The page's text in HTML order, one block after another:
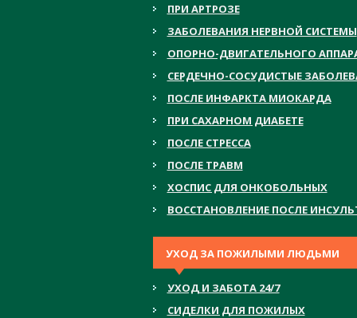
ПРИ АРТРОЗЕ
ЗАБОЛЕВАНИЯ НЕРВНОЙ СИСТЕМЫ
ОПОРНО-ДВИГАТЕЛЬНОГО
СЕРДЕЧНО-СОСУДИСТЫЕ
ПОСЛЕ ИНФАРКТА МИОКАРДА
ПРИ САХАРНОМ ДИАБЕТЕ
ПОСЛЕ СТРЕССА
ПОСЛЕ ТРАВМ
ХОСПИС ДЛЯ ОНКОБОЛЬНЫХ
ВОССТАНОВЛЕНИЕ ПОСЛЕ
УХОД ЗА ПОЖИЛЫМИ ЛЮДЬМИ
УХОД И ЗАБОТА 24/7
СИДЕЛКИ ДЛЯ ПОЖИЛЫХ